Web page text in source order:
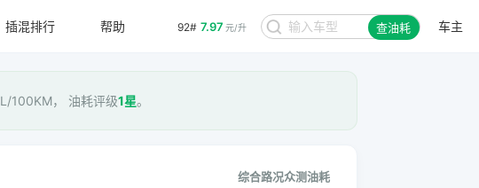
95# 8.48 元/升 查油耗 车主
插混排行 帮助
L/100KM， 油耗评级1星。
综合路况众测油耗